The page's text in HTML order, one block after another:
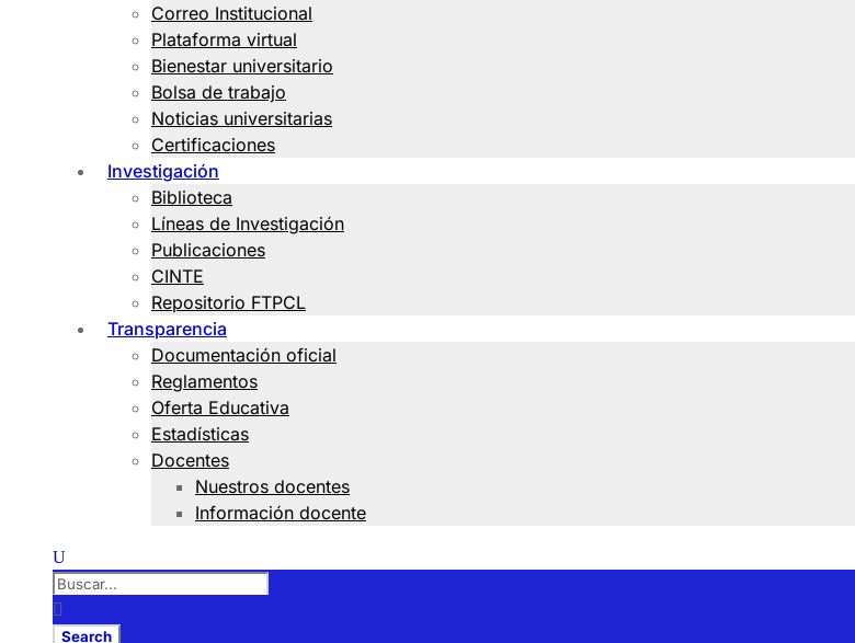
Correo Institucional
Plataforma virtual
Bienestar universitario
Bolsa de trabajo
Noticias universitarias
Certificaciones
Investigación
Biblioteca
Líneas de Investigación
Publicaciones
CINTE
Repositorio FTPCL
Transparencia
Documentación oficial
Reglamentos
Oferta Educativa
Estadísticas
Docentes
Nuestros docentes
Información docente